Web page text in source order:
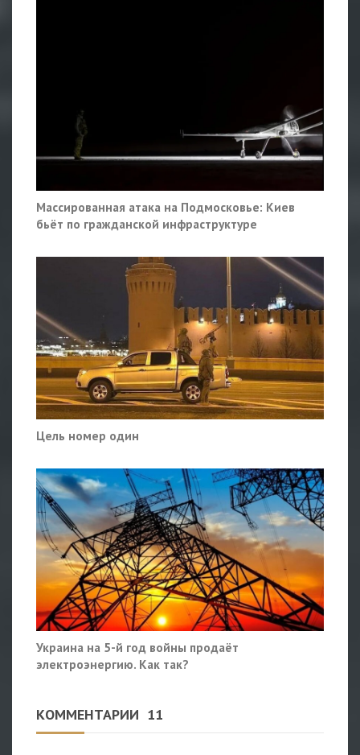
Массированная атака на Подмосковье: Киев
бьёт по гражданской инфраструктуре
Цель номер один
Украина на 5-й год войны продаёт
электроэнергию. Как так?
КОММЕНТАРИИ 11